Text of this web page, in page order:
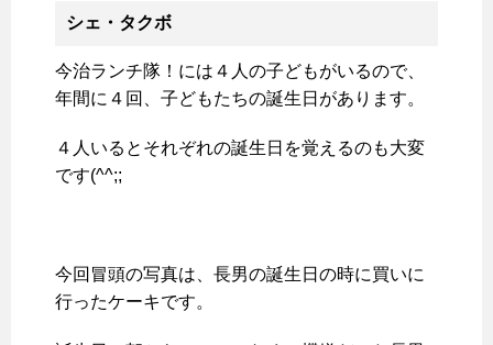
シェ・タクボ
今治ランチ隊！には４人の子どもがいるので、
年間に４回、子どもたちの誕生日があります。
４人いるとそれぞれの誕生日を覚えるのも大変
です(^^;;
今回冒頭の写真は、長男の誕生日の時に買いに
行ったケーキです。